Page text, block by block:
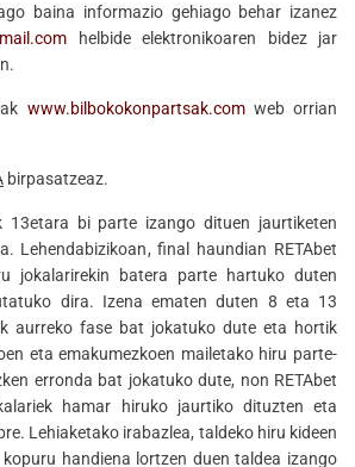
baina informazio gehiago behar izanez
helbide elektronikoaren bidez jar
www.bilbokokonpartsak.comweb orrian
birpasatzeaz.
13etara bi parte izango dituen jaurtiketen
Lehendabizikoan, final haundian RETAbet
jokalarirekin batera parte hartuko duten
dira. Izena ematen duten 8 eta 13
aurreko fase bat jokatuko dute eta hortik
eta emakumezkoen mailetako hiru parte-
erronda bat jokatuko dute, non RETAbet
hamar hiruko jaurtiko dituzten eta
Lehiaketako irabazlea, taldeko hiru kideen
handiena lortzen duen taldea izango